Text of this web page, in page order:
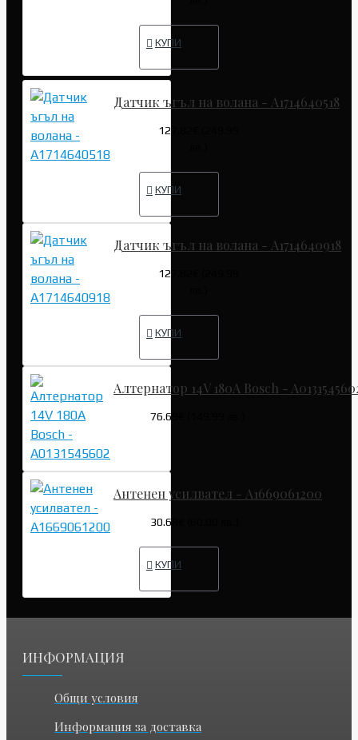
КУПИ
Датчик ъгъл на волана - A1714640518
127.82€ (249.99
КУПИ
Датчик ъгъл на волана - A1714640918
127.82€ (249.99
КУПИ
Алтернатор 14V 180A Bosch -
76.69€ (149.99 лв.)
Антенен усилвател - A1669061200
30.68€ (60.00 лв.)
КУПИ
ИНФОРМАЦИЯ
Общи условия
Информация за доставка